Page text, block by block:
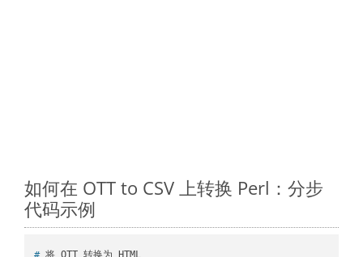
如何在 OTT to CSV 上转换 Perl：分步
代码示例
# 将 OTT 转换为 HTML